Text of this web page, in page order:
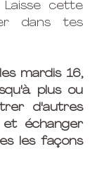
cette
dans tes
mardis 16,
plus ou
d'autres
et échanger
les façons